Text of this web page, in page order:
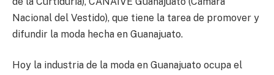
Nacional del Vestido), que tiene la tarea de promover y
difundir la moda hecha en Guanajuato.
Hoy la industria de la moda en Guanajuato ocupa el